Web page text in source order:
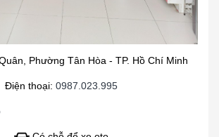
Phường Tân Hòa - TP. Hồ Chí Minh
Điện thoại: 0987.023.995